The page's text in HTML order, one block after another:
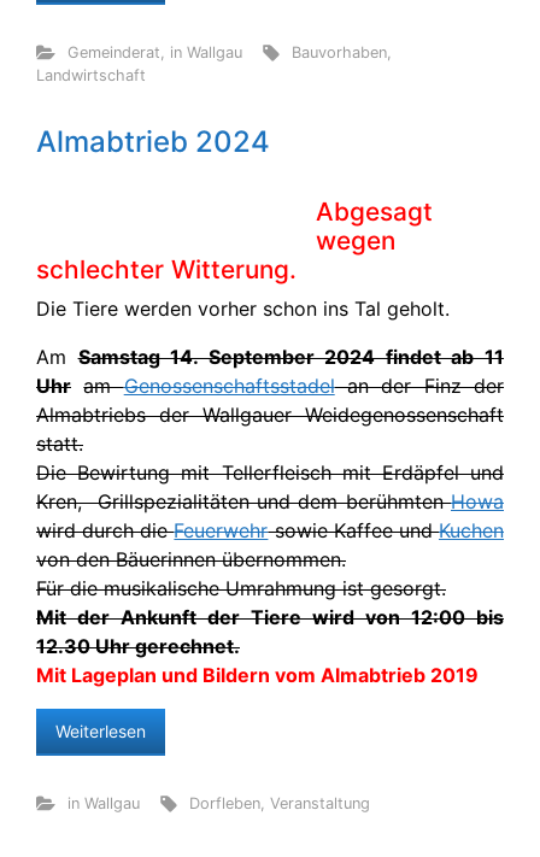
Gemeinderat in Wallgau Bauvorhaben
Landwirtschaft
Almabtrieb 2024
Abgesagt
wegen
schlechter Witterung.
Die Tiere werden vorher schon ins Tal geholt.
AmSamstag 14. September 2024 findet ab 11
Uhr amGenossenschaftsstadelan der Finz der
Almabtriebs der Wallgauer Weidegenossenschaft
statt.
Die Bewirtung mit Tellerfleisch mit Erdäpfel und
Kren, Grillspezialitäten und dem berühmtenHowa
wird durch dieFeuerwehrsowie Kaffee undKuchen
von den Bäuerinnen übernommen.
Für die musikalische Umrahmung ist gesorgt.
Mit der Ankunft der Tiere wird von 12:00 bis
12.30 Uhr gerechnet.
Mit Lageplan und Bildern vom Almabtrieb 2019
Weiterlesen
in Wallgau Dorfleben ,Veranstaltung